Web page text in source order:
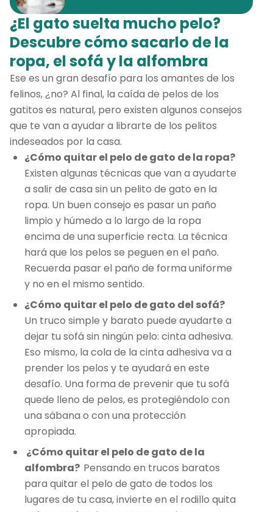
¿El gato suelta mucho pelo?
Descubre cómo sacarlo de la
ropa, el sofá y la alfombra
Ese es un gran desafío para los amantes de los
felinos, ¿no? Al final, la caída de pelos de los
gatitos es natural, pero existen algunos consejos
que te van a ayudar a librarte de los pelitos
indeseados por la casa.
¿Cómo quitar el pelo de gato de la ropa?
Existen algunas técnicas que van a ayudarte
a salir de casa sin un pelito de gato en la
ropa. Un buen consejo es pasar un paño
limpio y húmedo a lo largo de la ropa
encima de una superficie recta. La técnica
hará que los pelos se peguen en el paño.
Recuerda pasar el paño de forma uniforme
y no en el mismo sentido.
¿Cómo quitar el pelo de gato del sofá?
Un truco simple y barato puede ayudarte a
dejar tu sofá sin ningún pelo: cinta adhesiva.
Eso mismo, la cola de la cinta adhesiva va a
prender los pelos y te ayudará en este
desafío. Una forma de prevenir que tu sofá
quede lleno de pelos, es protegiéndolo con
una sábana o con una protección
apropiada.
¿Cómo quitar el pelo de gato de la
alfombra? Pensando en trucos baratos
para quitar el pelo de gato de todos los
lugares de tu casa, invierte en el rodillo quita